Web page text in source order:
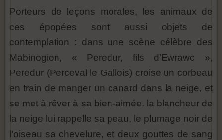
Porteurs de leçons morales, les animaux de
ces épopées sont aussi objets de
contemplation : dans une scène célèbre des
Mabinogion, « Peredur, fils d’Ewrawc »,
Peredur (Perceval le Gallois) croise un corbeau
en train de manger un canard dans la neige, et
se met à rêver à sa bien-aimée. la blancheur de
la neige lui rappelle sa peau, le plumage noir de
l’oiseau sa chevelure, et deux gouttes de sang